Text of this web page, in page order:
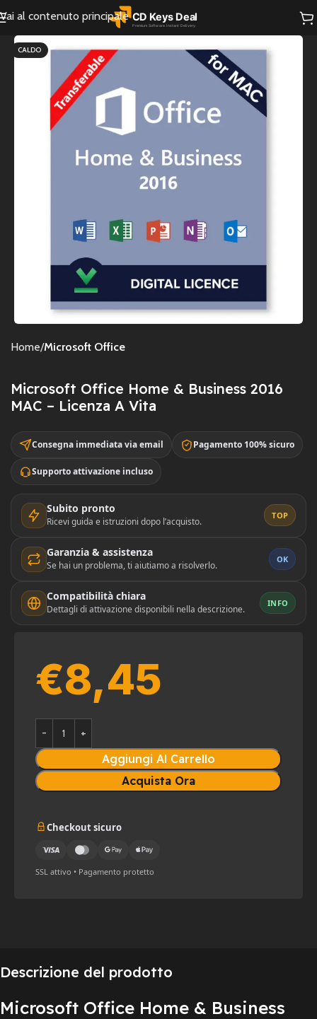
Vai al contenuto principale
CALDO
Home Microsoft Office
Microsoft Office Home & Business 2016
MAC – Licenza A Vita
Consegna immediata via email Pagamento 100% sicuro
Supporto attivazione incluso
Subito pronto
Ricevi guida e istruzioni dopo l’acquisto.
TOP
Garanzia & assistenza
Se hai un problema, ti aiutiamo a risolverlo.
OK
Compatibilità chiara
Dettagli di attivazione disponibili nella descrizione.
INFO
€8,45
Aggiungi Al Carrello
Acquista Ora
Checkout sicuro
SSL attivo • Pagamento protetto
Descrizione del prodotto
Microsoft Office Home & Business